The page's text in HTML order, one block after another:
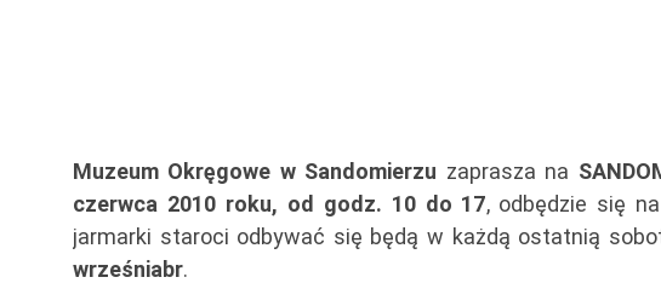
Muzeum Okręgowe w Sandomierzu zaprasza na
czerwca 2010 roku, od godz. 10 do 17, odbędzie się na
jarmarki staroci odbywać się będą w każdą ostatnią
wrześniabr.